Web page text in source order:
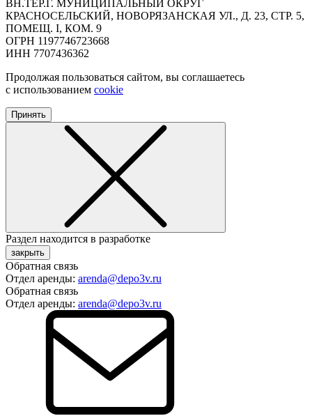
ВН.ТЕР.Г. МУНИЦИПАЛЬНЫЙ ОКРУГ
КРАСНОСЕЛЬСКИЙ, НОВОРЯЗАНСКАЯ УЛ., Д. 23, СТР. 5,
ПОМЕЩ. I, КОМ. 9
ОГРН 1197746723668
ИНН 7707436362
Продолжая пользоваться сайтом, вы соглашаетесь
с использованием cookie
Принять
Раздел находится в разработке
закрыть
Обратная связь
Отдел аренды: arenda@depo3v.ru
Обратная связь
Отдел аренды: arenda@depo3v.ru